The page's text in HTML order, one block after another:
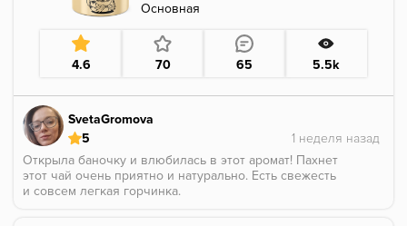
Основная
4.6 70 65 5.5k
SvetaGromova
5
Открыла баночку и влюбилась в этот аромат! Пахнет
этот чай очень приятно и натурально. Есть свежесть
и совсем легкая горчинка.